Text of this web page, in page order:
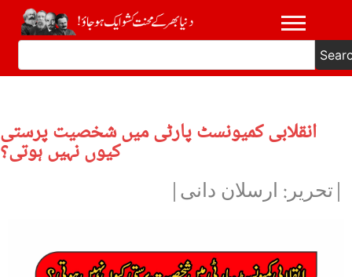
انقلابی کمیونسٹ پارٹی میں شخصیت پرستی
کیوں نہیں ہوتی؟
|تحریر: ارسلان دانی|